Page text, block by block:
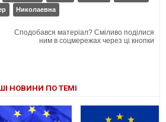
Николаевна
Сподобався матеріал? Сміливо поділися
ним в соцмережах через ці кнопки
НОВИНИ ПО ТЕМІ